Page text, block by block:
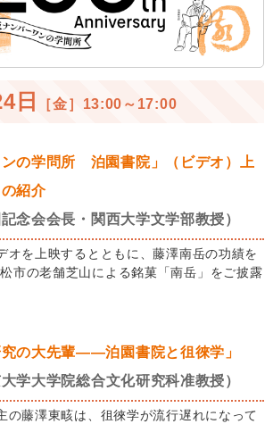
日 ［金］13:00～17:00
ンの学問所 泊園書院」（ビデオ）上
紹介
念会会長・関西大学文学部教授）
オを上映するとともに、藤澤南岳の功績を
市の老舗芝山による銘菓「南岳」をご披露
の大先輩――泊園書院と徂徠学」
学大学院総合文化研究科准教授）
の藤澤東畡は、徂徠学が流行遅れになって